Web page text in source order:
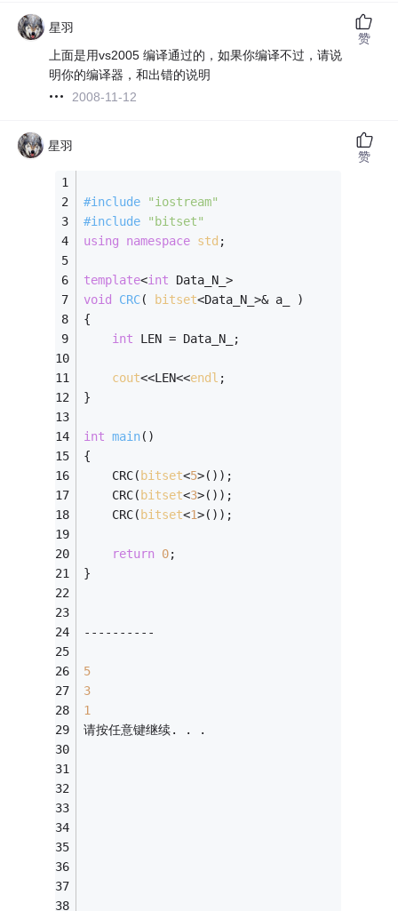
星羽
上面是用vs2005 编译通过的，如果你编译不过，请说
明你的编译器，和出错的说明
2008-11-12
赞
星羽
#include
"iostream"
#include
"bitset"
using
namespace std ;
template<int Data_N_>
void
CRC( bitset<Data_N_>& a_ )
{
int LEN = Data_N_;
cout<<LEN<<endl ;
}
int main()
{
    CRC(
bitset<5>());
    CRC(
bitset<3>());
    CRC(
bitset<1>());
return 0;
}
----------
5
3
1
请按任意键继续. . .
赞